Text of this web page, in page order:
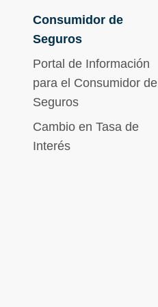
Consumidor de
Seguros
Portal de Información
para el Consumidor de
Seguros
Cambio en Tasa de
Interés